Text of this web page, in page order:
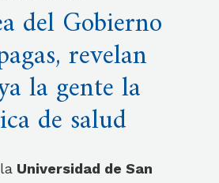
del Gobierno
revelan
la gente la
de salud
Universidad de San